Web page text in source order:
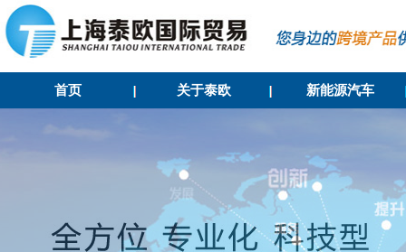
首页 关于泰欧 新能源汽车